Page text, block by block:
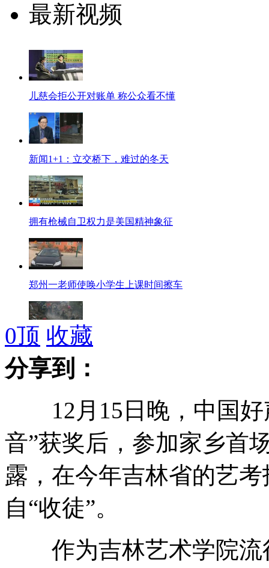
最新视频
儿慈会拒公开对账单 称公众看不懂
新闻1+1：立交桥下，难过的冬天
拥有枪械自卫权力是美国精神象征
郑州一老师使唤小学生上课时间擦车
浙江一栋五层居民楼发生垮塌
媒体播放美小学枪击案报警录音
实拍坦克驾驶员雪地训练处理打滑
0顶 收藏
分享到：
12月15日晚，中国好
音”获奖后，参加家乡首
露，在今年吉林省的艺
自“收徒”。
作为吉林艺术学院流